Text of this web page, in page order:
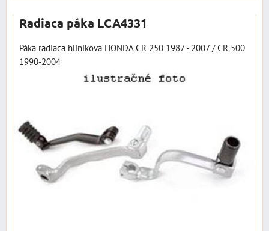
Radiaca páka LCA4331
Páka radiaca hliníková HONDA CR 250 1987 - 2007 / CR 500
1990-2004